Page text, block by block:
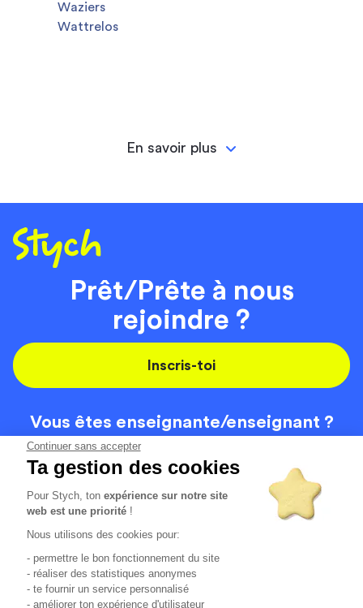
Continuer sans accepter
Ta gestion des cookies
Pour Stych, tonexpérience sur notre site
web est une priorité !
Nous utilisons des cookies pour:
- permettre le bon fonctionnement du site
- réaliser des statistiques anonymes
- te fournir un service personnalisé
- améliorer ton expérience d'utilisateur
Waziers
Wattrelos
En savoir plus
Prêt/Prête à nous
rejoindre ?
Inscris-toi
Vous êtes enseignante/enseignant ?
On recrute
Code de la route
Localisation
Contact